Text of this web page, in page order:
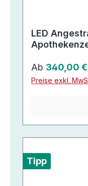
LED
Regulärer
Ab 340,00 €
Preise exkl.
Tipp